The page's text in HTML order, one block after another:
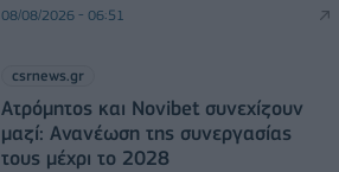
08/08/2026 - 06:51
csrnews.gr
Ατρόμητος και Novibet συνεχίζουν
μαζί: Ανανέωση της συνεργασίας
τους μέχρι το 2028